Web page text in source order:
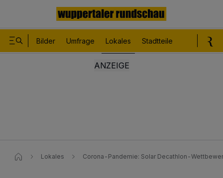
Bilder Umfrage Lokales Stadtteile
Lokales Corona-Pandemie: Solar Decathlon-